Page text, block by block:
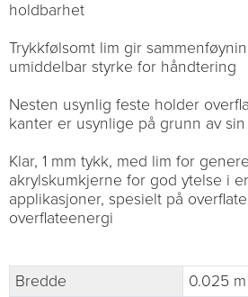
holdbarhet
Trykkfølsomt lim gir
umiddelbar styrke for håndtering
Nesten usynlig feste holder
kanter er usynlige på grunn av
Klar, 1 mm tykk, med lim for
akrylskumkjerne for god ytelse i
applikasjoner, spesielt på
overflateenergi
Bredde
0.025 m